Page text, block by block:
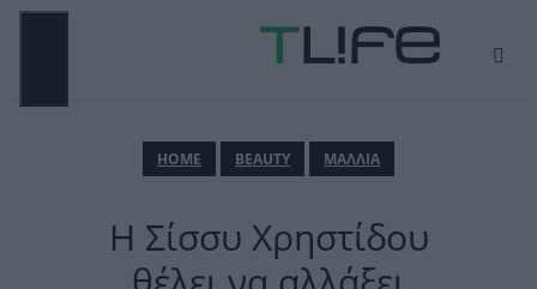
Μετάβαση
ΗΟΜΕ BEAUTY ΜΑΛΛΙΑ
Η Σίσσυ Χρηστίδου